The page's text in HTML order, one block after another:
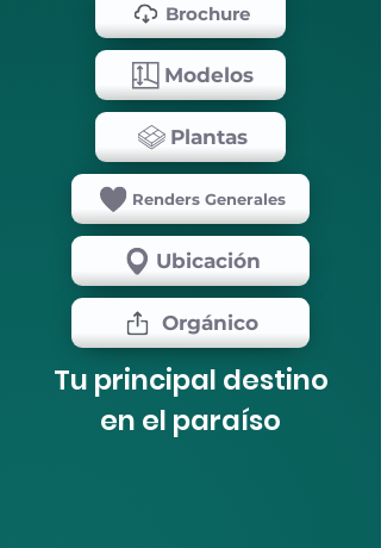
Brochure
Modelos
Plantas
Renders Generales
Ubicación
Orgánico
Tu principal destino
en el paraíso